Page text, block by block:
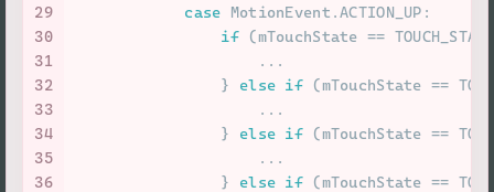
29
30
31
32
33
34
35
36
case MotionEvent.ACTION_UP:
if (mTouchState ==
                    ...
                }
else if (mTouchState ==
                    ...
                }
else if (mTouchState ==
                    ...
                }
else if (mTouchState ==